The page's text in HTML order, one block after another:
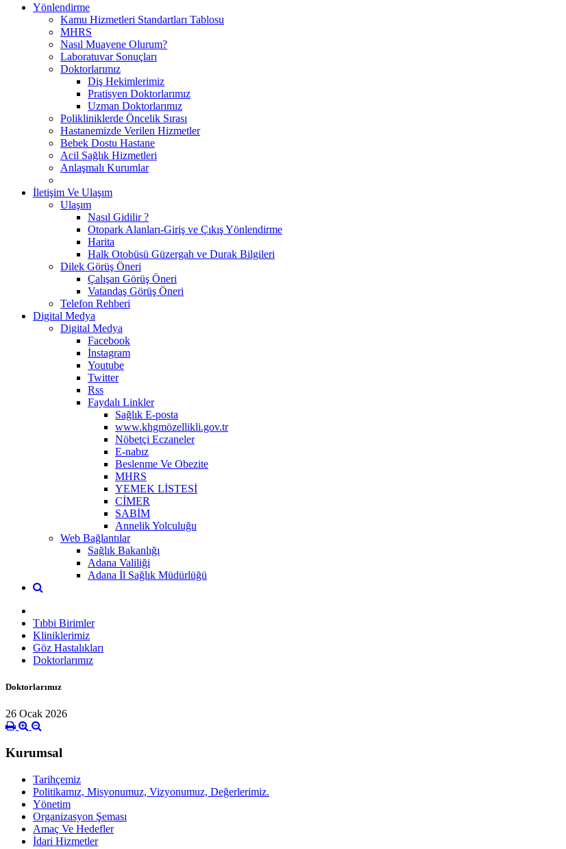
Yönlendirme
Kamu Hizmetleri Standartları Tablosu
MHRS
Nasıl Muayene Olurum?
Laboratuvar Sonuçları
Doktorlarımız
Diş Hekimlerimiz
Pratisyen Doktorlarımız
Uzman Doktorlarımız
Polikliniklerde Öncelik Sırası
Hastanemizde Verilen Hizmetler
Bebek Dostu Hastane
Acil Sağlık Hizmetleri
Anlaşmalı Kurumlar
İletişim Ve Ulaşım
Ulaşım
Nasıl Gidilir ?
Otopark Alanları-Giriş ve Çıkış Yönlendirme
Harita
Halk Otobüsü Güzergah ve Durak Bilgileri
Dilek Görüş Öneri
Çalışan Görüş Öneri
Vatandaş Görüş Öneri
Telefon Rehberi
Digital Medya
Digital Medya
Facebook
İnstagram
Youtube
Twitter
Rss
Faydalı Linkler
Sağlık E-posta
www.khgmözellikli.gov.tr
Nöbetçi Eczaneler
E-nabız
Beslenme Ve Obezite
MHRS
YEMEK LİSTESİ
CİMER
SABİM
Annelik Yolculuğu
Web Bağlantılar
Sağlık Bakanlığı
Adana Valiliği
Adana İl Sağlık Müdürlüğü
Tıbbi Birimler
Kliniklerimiz
Göz Hastalıkları
Doktorlarımız
Doktorlarımız
26 Ocak 2026
Kurumsal
Tarihçemiz
Politikamız, Misyonumuz, Vizyonumuz, Değerlerimiz.
Yönetim
Organizasyon Şeması
Amaç Ve Hedefler
İdari Hizmetler